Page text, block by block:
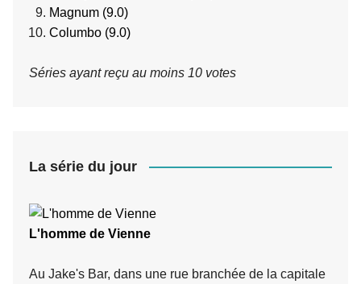
Magnum (9.0)
Columbo (9.0)
Séries ayant reçu au moins 10 votes
La série du jour
L'homme de Vienne
Au Jake's Bar, dans une rue branchée de la capitale